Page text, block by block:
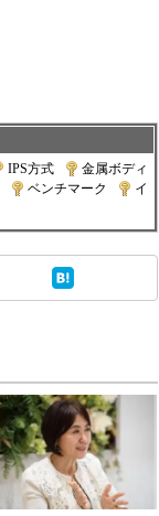
IPS方式
金属ボディ
ベンチマーク
イ